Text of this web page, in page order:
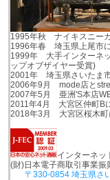
1995年秋 ナイキスニー
1996年春 埼玉県上尾市
1999年 大手インターネ
ップオブザイヤー受賞)
2001年 埼玉県さいたま
2006年9月 mode店と
2007年5月 亜洲'S本店
2011年4月 大宮区仲町B
2018年3月 大宮区桜木町
インターネッ
(財)日本電子商取引事業
〒330-0854 埼玉県さ